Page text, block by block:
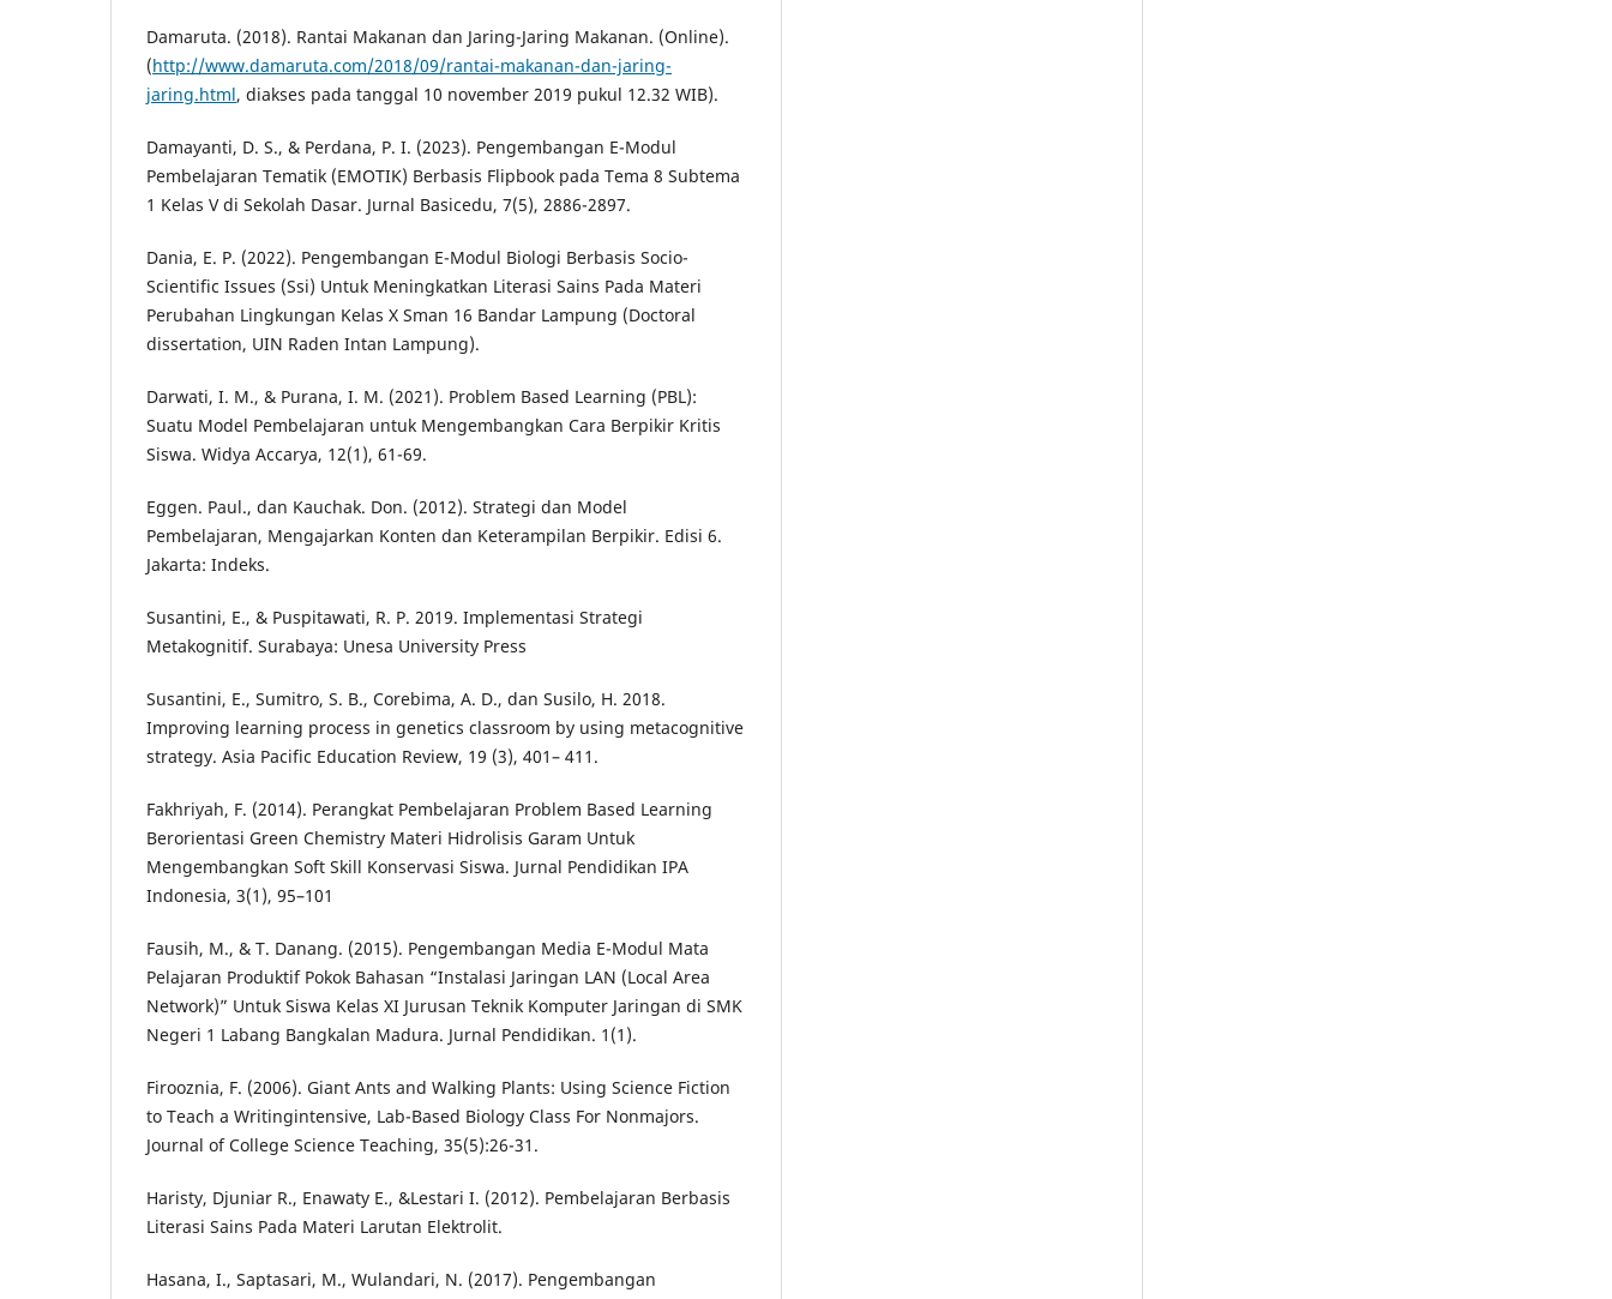
Damaruta. (2018). Rantai Makanan dan Jaring-Jaring Makanan. (Online).
(http://www.damaruta.com/2018/09/rantai-makanan-dan-jaring-
jaring.html, diakses pada tanggal 10 november 2019 pukul 12.32 WIB).
Damayanti, D. S., & Perdana, P. I. (2023). Pengembangan E-Modul
Pembelajaran Tematik (EMOTIK) Berbasis Flipbook pada Tema 8 Subtema
1 Kelas V di Sekolah Dasar. Jurnal Basicedu, 7(5), 2886-2897.
Dania, E. P. (2022). Pengembangan E-Modul Biologi Berbasis Socio-
Scientific Issues (Ssi) Untuk Meningkatkan Literasi Sains Pada Materi
Perubahan Lingkungan Kelas X Sman 16 Bandar Lampung (Doctoral
dissertation, UIN Raden Intan Lampung).
Darwati, I. M., & Purana, I. M. (2021). Problem Based Learning (PBL):
Suatu Model Pembelajaran untuk Mengembangkan Cara Berpikir Kritis
Siswa. Widya Accarya, 12(1), 61-69.
Eggen. Paul., dan Kauchak. Don. (2012). Strategi dan Model
Pembelajaran, Mengajarkan Konten dan Keterampilan Berpikir. Edisi 6.
Jakarta: Indeks.
Susantini, E., & Puspitawati, R. P. 2019. Implementasi Strategi
Metakognitif. Surabaya: Unesa University Press
Susantini, E., Sumitro, S. B., Corebima, A. D., dan Susilo, H. 2018.
Improving learning process in genetics classroom by using metacognitive
strategy. Asia Pacific Education Review, 19 (3), 401– 411.
Fakhriyah, F. (2014). Perangkat Pembelajaran Problem Based Learning
Berorientasi Green Chemistry Materi Hidrolisis Garam Untuk
Mengembangkan Soft Skill Konservasi Siswa. Jurnal Pendidikan IPA
Indonesia, 3(1), 95–101
Fausih, M., & T. Danang. (2015). Pengembangan Media E-Modul Mata
Pelajaran Produktif Pokok Bahasan “Instalasi Jaringan LAN (Local Area
Network)” Untuk Siswa Kelas XI Jurusan Teknik Komputer Jaringan di SMK
Negeri 1 Labang Bangkalan Madura. Jurnal Pendidikan. 1(1).
Firooznia, F. (2006). Giant Ants and Walking Plants: Using Science Fiction
to Teach a Writingintensive, Lab-Based Biology Class For Nonmajors.
Journal of College Science Teaching, 35(5):26-31.
Haristy, Djuniar R., Enawaty E., &Lestari I. (2012). Pembelajaran Berbasis
Literasi Sains Pada Materi Larutan Elektrolit.
Hasana, I., Saptasari, M., Wulandari, N. (2017). Pengembangan